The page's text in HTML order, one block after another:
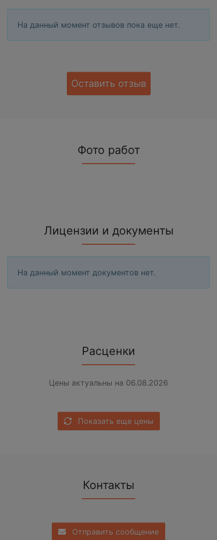
На данный момент отзывов пока еще нет.
Оставить отзыв
Фото работ
Лицензии и документы
На данный момент документов нет.
Расценки
Цены актуальны на 06.08.2026
Показать еще цены
Контакты
Отправить сообщение